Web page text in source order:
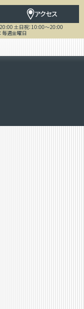
アクセス
土日祝：10:00～20:00
毎週金曜日